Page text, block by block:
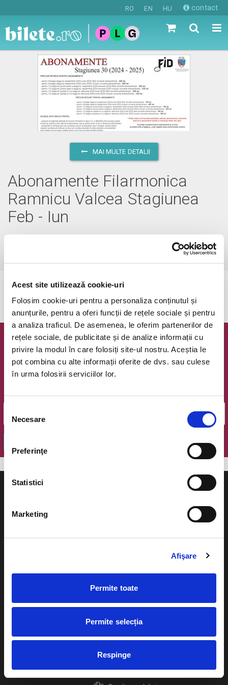
Acest site utilizează cookie-uri
Folosim cookie-uri pentru a personaliza conținutul și
anunțurile, pentru a oferi funcții de rețele sociale și pentru
a analiza traficul. De asemenea, le oferim partenerilor de
rețele sociale, de publicitate și de analize informații cu
privire la modul în care folosiți site-ul nostru. Aceștia le
pot combina cu alte informații oferite de dvs. sau culese
în urma folosirii serviciilor lor.
consimțământului
Necesare
Preferinţe
Statistici
Marketing
Afişare
Permite toate
Permite selecția
Respinge
RO EN HU contact
MAI MULTE DETALII
Abonamente Filarmonica
Ramnicu Valcea Stagiunea
Feb - Iun
vezi pe harta
Evenimentul a expirat.
Newsletter @ Bilete.ro
Oferte exclusive si o editie saptamanala cu cele mai noi
evenimente.
Cum comand bilete?
Plata online sau cash
Livrare prin curier
Returnare bilete
Diverse